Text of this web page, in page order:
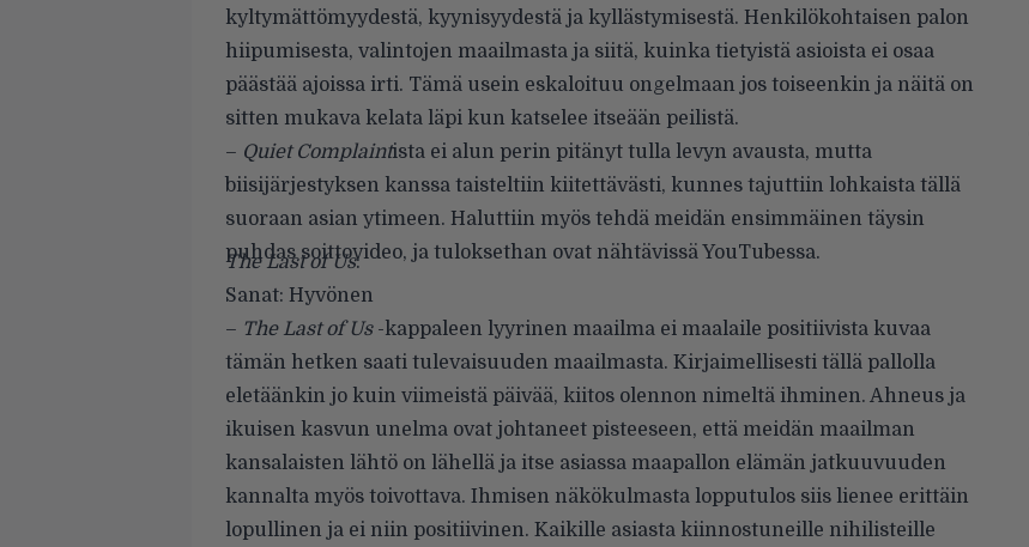
kyltymättömyydestä, kyynisyydestä ja kyllästymisestä. Henkilökohtaisen palon
hiipumisesta, valintojen maailmasta ja siitä, kuinka tietyistä asioista ei osaa
päästää ajoissa irti. Tämä usein eskaloituu ongelmaan jos toiseenkin ja näitä on
sitten mukava kelata läpi kun katselee itseään peilistä.
– Quiet Complaintista ei alun perin pitänyt tulla levyn avausta, mutta
biisijärjestyksen kanssa taisteltiin kiitettävästi, kunnes tajuttiin lohkaista tällä
suoraan asian ytimeen. Haluttiin myös tehdä meidän ensimmäinen täysin
puhdas soittovideo, ja tuloksethan ovat nähtävissä YouTubessa.
The Last of Us:
Sanat: Hyvönen
– The Last of Us-kappaleen lyyrinen maailma ei maalaile positiivista kuvaa
tämän hetken saati tulevaisuuden maailmasta. Kirjaimellisesti tällä pallolla
eletäänkin jo kuin viimeistä päivää, kiitos olennon nimeltä ihminen. Ahneus ja
ikuisen kasvun unelma ovat johtaneet pisteeseen, että meidän maailman
kansalaisten lähtö on lähellä ja itse asiassa maapallon elämän jatkuuvuuden
kannalta myös toivottava. Ihmisen näkökulmasta lopputulos siis lienee erittäin
lopullinen ja ei niin positiivinen. Kaikille asiasta kiinnostuneille nihilisteille